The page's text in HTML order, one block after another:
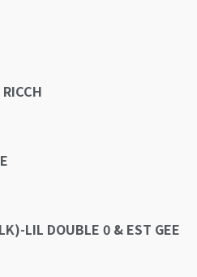
LIL DOUBLE 0 & EST GEE